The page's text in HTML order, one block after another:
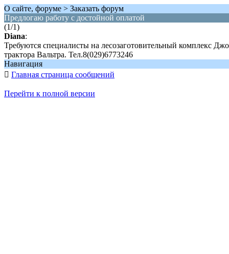
О сайте, форуме > Заказать форум
Предлогаю работу с достойной оплатой
(1/1)
Diana:
Требуются специалисты на лесозаготовительный комплекс
трактора Вальтра. Тел.8(029)6773246
Навигация
 Главная страница сообщений
Перейти к полной версии